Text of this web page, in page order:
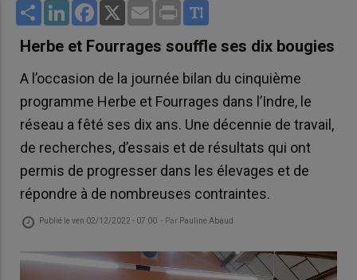
Share LinkedInFacebook
X Email Print
Herbe et Fourrages souffle ses dix bougies
A l’occasion de la journée bilan du cinquième
programme Herbe et Fourrages dans l’Indre, le
réseau a fêté ses dix ans. Une décennie de travail,
de recherches, d’essais et de résultats qui ont
permis de progresser dans les élevages et de
répondre à de nombreuses contraintes.
Publié leven 02/12/2022 - 07:00 - Par Pauline Abaud